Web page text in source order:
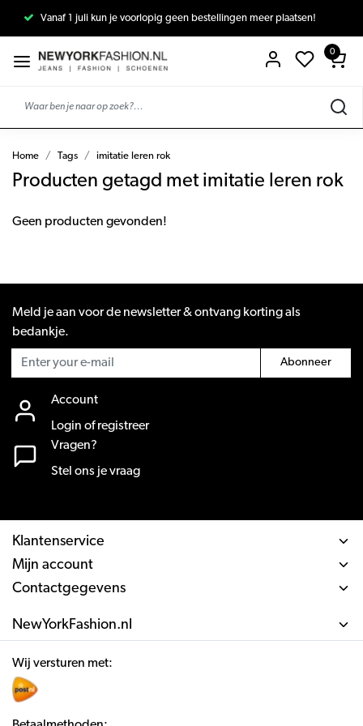
Vanaf 1 juli kun je voorlopig geen bestellingen meer plaatsen!
0
Home Tags imitatie leren rok
Producten getagd met imitatie leren rok
Geen producten gevonden!
Meld je aan voor de newsletter & ontvang korting als
bedankje.
Abonneer
Account
Login of registreer
Vragen?
Stel ons je vraag
Klantenservice
Mijn account
Contactgegevens
NewYorkFashion.nl
Wij versturen met: